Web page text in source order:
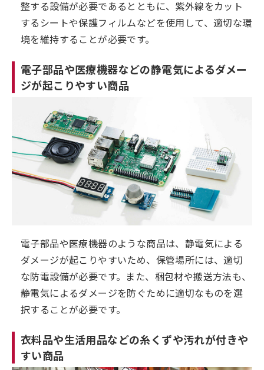
整する設備が必要であるとともに、紫外線をカット
するシートや保護フィルムなどを使用して、適切な環
境を維持することが必要です。
電子部品や医療機器などの静電気によるダメー
ジが起こりやすい商品
電子部品や医療機器のような商品は、静電気による
ダメージが起こりやすいため、保管場所には、適切
な防電設備が必要です。また、梱包材や搬送方法も、
静電気によるダメージを防ぐために適切なものを選
択することが必要です。
衣料品や生活用品などの糸くずや汚れが付きや
すい商品